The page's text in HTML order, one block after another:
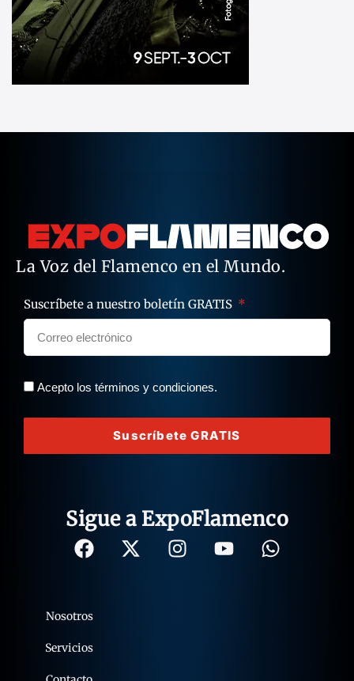
La Voz del Flamenco en el Mundo.
Suscríbete a nuestro boletín GRATIS
Acepto los términos y condiciones.
Suscríbete GRATIS
Sigue a ExpoFlamenco
Nosotros
Servicios